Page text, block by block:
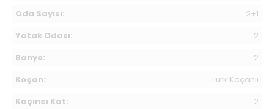
Oda Sayısı:
2+1
Yatak Odası:
2
Banyo:
2
Koçan:
Türk Koçanlı
Kaçıncı Kat:
2